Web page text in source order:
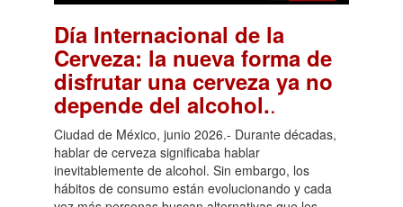
Día Internacional de la
Cerveza: la nueva forma de
disfrutar una cerveza ya no
depende del alcohol..
Ciudad de México, junio 2026.- Durante décadas,
hablar de cerveza significaba hablar
inevitablemente de alcohol. Sin embargo, los
hábitos de consumo están evolucionando y cada